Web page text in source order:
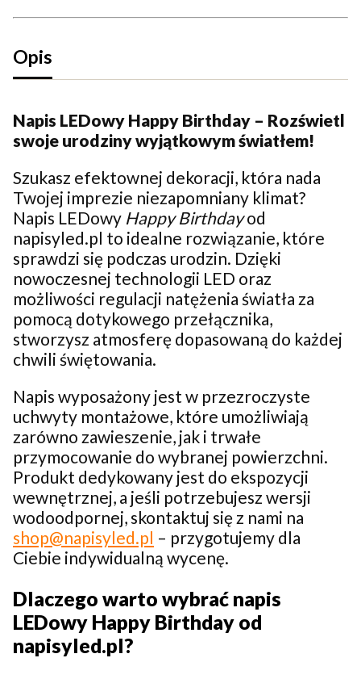
Opis
Napis LEDowy Happy Birthday – Rozświetl
swoje urodziny wyjątkowym światłem!
Szukasz efektownej dekoracji, która nada
Twojej imprezie niezapomniany klimat?
Napis LEDowy Happy Birthdayod
napisyled.pl to idealne rozwiązanie, które
sprawdzi się podczas urodzin. Dzięki
nowoczesnej technologii LED oraz
możliwości regulacji natężenia światła za
pomocą dotykowego przełącznika,
stworzysz atmosferę dopasowaną do każdej
chwili świętowania.
Napis wyposażony jest w przezroczyste
uchwyty montażowe, które umożliwiają
zarówno zawieszenie, jak i trwałe
przymocowanie do wybranej powierzchni.
Produkt dedykowany jest do ekspozycji
wewnętrznej, a jeśli potrzebujesz wersji
wodoodpornej, skontaktuj się z nami na
shop@napisyled.pl – przygotujemy dla
Ciebie indywidualną wycenę.
Dlaczego warto wybrać napis
LEDowy Happy Birthday od
napisyled.pl?